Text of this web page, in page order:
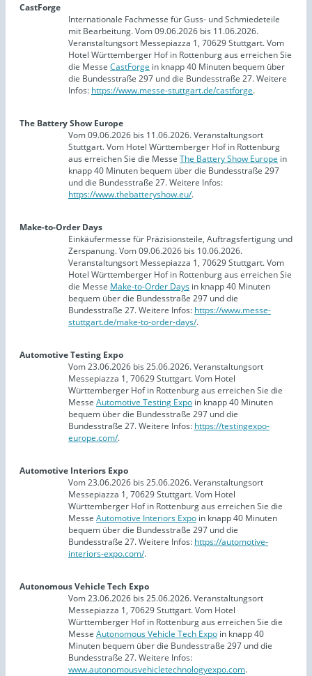
CastForge
Internationale Fachmesse für Guss- und Schmiedeteile
mit Bearbeitung. Vom 09.06.2026 bis 11.06.2026.
Veranstaltungsort Messepiazza 1, 70629 Stuttgart. Vom
Hotel Württemberger Hof in Rottenburg aus erreichen Sie
die Messe CastForge in knapp 40 Minuten bequem über
die Bundesstraße 297 und die Bundesstraße 27. Weitere
Infos: https://www.messe-stuttgart.de/castforge.
The Battery Show Europe
Vom 09.06.2026 bis 11.06.2026. Veranstaltungsort
Stuttgart. Vom Hotel Württemberger Hof in Rottenburg
aus erreichen Sie die Messe The Battery Show Europe in
knapp 40 Minuten bequem über die Bundesstraße 297
und die Bundesstraße 27. Weitere Infos:
https://www.thebatteryshow.eu/.
Make-to-Order Days
Einkäufermesse für Präzisionsteile, Auftragsfertigung und
Zerspanung. Vom 09.06.2026 bis 10.06.2026.
Veranstaltungsort Messepiazza 1, 70629 Stuttgart. Vom
Hotel Württemberger Hof in Rottenburg aus erreichen Sie
die Messe Make-to-Order Days in knapp 40 Minuten
bequem über die Bundesstraße 297 und die
Bundesstraße 27. Weitere Infos: https://www.messe-
stuttgart.de/make-to-order-days/.
Automotive Testing Expo
Vom 23.06.2026 bis 25.06.2026. Veranstaltungsort
Messepiazza 1, 70629 Stuttgart. Vom Hotel
Württemberger Hof in Rottenburg aus erreichen Sie die
Messe Automotive Testing Expo in knapp 40 Minuten
bequem über die Bundesstraße 297 und die
Bundesstraße 27. Weitere Infos: https://testingexpo-
europe.com/.
Automotive Interiors Expo
Vom 23.06.2026 bis 25.06.2026. Veranstaltungsort
Messepiazza 1, 70629 Stuttgart. Vom Hotel
Württemberger Hof in Rottenburg aus erreichen Sie die
Messe Automotive Interiors Expo in knapp 40 Minuten
bequem über die Bundesstraße 297 und die
Bundesstraße 27. Weitere Infos: https://automotive-
interiors-expo.com/.
Autonomous Vehicle Tech Expo
Vom 23.06.2026 bis 25.06.2026. Veranstaltungsort
Messepiazza 1, 70629 Stuttgart. Vom Hotel
Württemberger Hof in Rottenburg aus erreichen Sie die
Messe Autonomous Vehicle Tech Expo in knapp 40
Minuten bequem über die Bundesstraße 297 und die
Bundesstraße 27. Weitere Infos:
www.autonomousvehicletechnologyexpo.com.